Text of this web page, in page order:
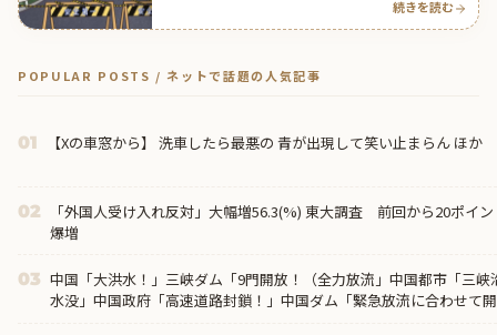
続きを読む
POPULAR POSTS / ネットで話題の人気記事
01 【Xの車窓から】 洗車したら最悪の 青が出現して笑い止まらん ほか
02
「外国人受け入れ反対」大幅増56.3(%) 東大調査 前回から20ポイ
爆増
03 中国「大洪水！」三峡ダム「9門開放！（全力放流」中国都市「三峡
水没」中国政府「高速道路封鎖！」中国ダム「緊急放流に合わせて